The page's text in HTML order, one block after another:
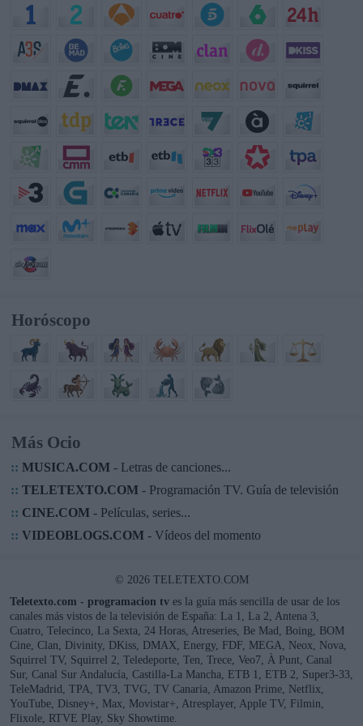
Horóscopo
Más Ocio
:: MUSICA.COM- Letras de canciones...
:: TELETEXTO.COM- Programación TV. Guía de televisión
:: CINE.COM- Películas, series...
:: VIDEOBLOGS.COM- Vídeos del momento
© 2026 TELETEXTO.COM
Teletexto.com - programacion tv es la guía más sencilla de usar de los
canales más vistos de la televisión de España: La 1, La 2, Antena 3,
Cuatro, Telecinco, La Sexta, 24 Horas, Atreseries, Be Mad, Boing, BOM
Cine, Clan, Divinity, DKiss, DMAX, Energy, FDF, MEGA, Neox, Nova,
Squirrel TV, Squirrel 2, Teledeporte, Ten, Trece, Veo7, À Punt, Canal
Sur, Canal Sur Andalucía, Castilla-La Mancha, ETB 1, ETB 2, Super3-33,
TeleMadrid, TPA, TV3, TVG, TV Canaria, Amazon Prime, Netflix,
YouTube, Disney+, Max, Movistar+, Atresplayer, Apple TV, Filmin,
Flixole, RTVE Play, Sky Showtime.